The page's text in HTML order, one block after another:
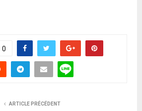
0
ARTICLE PRÉCÉDENT